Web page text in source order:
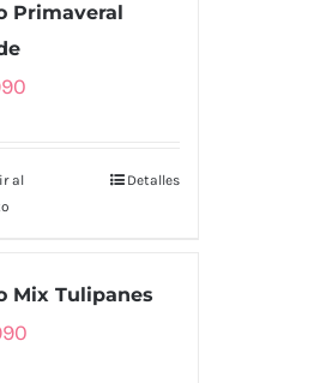
Primaveral
al
Detalles
Mix Tulipanes